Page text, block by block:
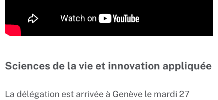
Sciences de la vie et innovation appliquée
La délégation est arrivée à Genève le mardi 27